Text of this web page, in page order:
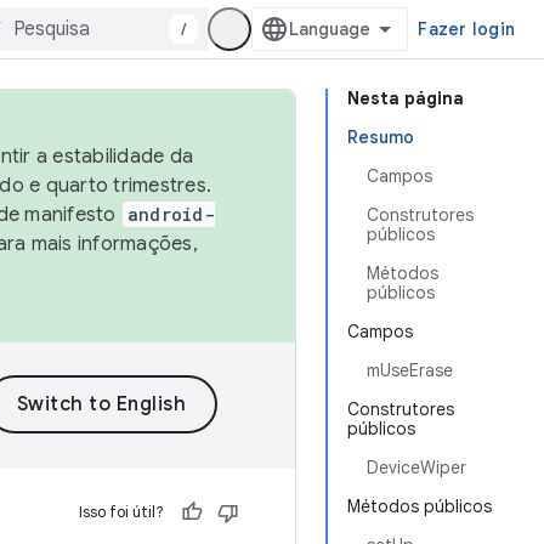
/ Fazer login
Nesta página
Resumo
Campos
Construtores
públicos
Métodos
públicos
Campos
mUseErase
Construtores
públicos
DeviceWiper
Métodos públicos
a estabilidade da
e quarto trimestres.
manifesto
android-
mais informações,
Isso foi útil?